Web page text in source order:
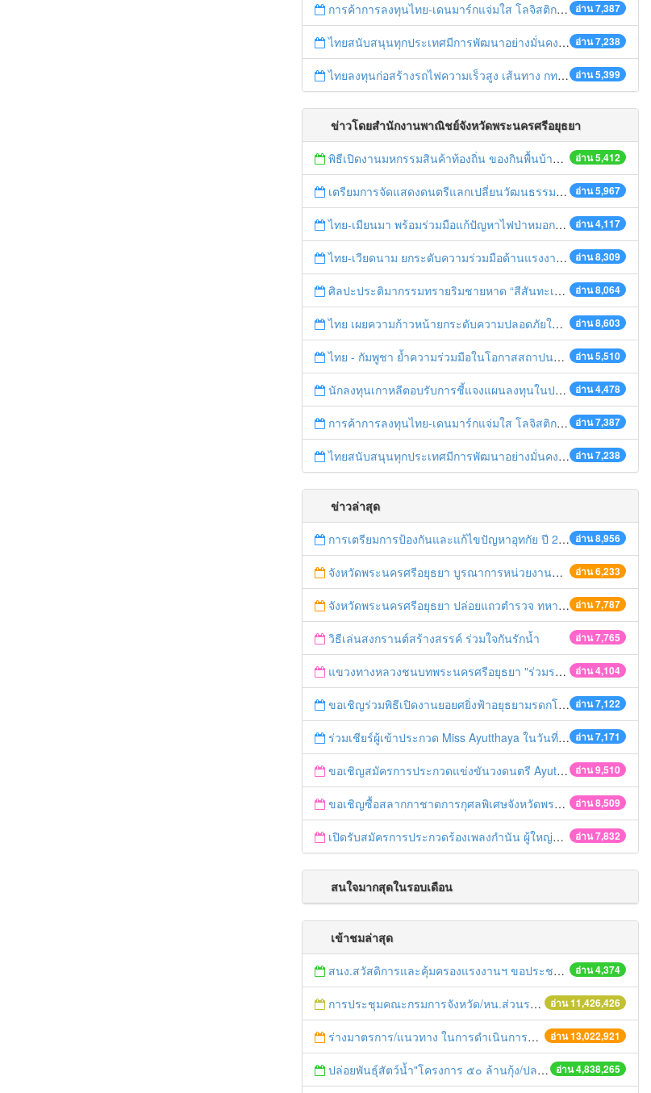
อ่าน 7,387
การค้าการลงทุนไทย-เดนมาร์กแจ่มใส โลจิสติกส์ไทยโดดเด่นในภูมิภาค
อ่าน 7,238
ไทยสนับสนุนทุกประเทศมีการพัฒนาอย่างมั่นคง มั่งคั่ง ยั่งยืน ในการประชุม Boao Forum for Asia
อ่าน 5,399
ไทยลงทุนก่อสร้างรถไฟความเร็วสูง เส้นทาง กทม.-นครราชสีมา
ข่าวโดยสำนักงานพาณิชย์จังหวัดพระนครศรีอยุธยา
อ่าน 5,412
พิธีเปิดงานมหกรรมสินค้าท้องถิ่น ของกินพื้นบ้าน งานสรงน้ำหลวงปู่ทวด และเปิดศูนย์เครือข่ายธุรกิจ Biz Club จังหวัดพระนครศรีอยุธยา
อ่าน 5,967
เตรียมการจัดแสดงดนตรีแลกเปลี่ยนวัฒนธรรมไทย-บรูไนฯ "อาไล พาเพลิน”
อ่าน 4,117
ไทย-เมียนมา พร้อมร่วมมือแก้ปัญหาไฟป่าหมอกควัน เตรียมพร้อมเปิดช่องทางห้วยต้นนุ่นเป็นด่านถาวร
อ่าน 8,309
ไทย-เวียดนาม ยกระดับความร่วมมือด้านแรงงานระหว่างประเทศสู่การพัฒนาที่ยั่งยืน
อ่าน 8,064
ศิลปะประติมากรรมทรายริมชายหาด “สีสันทะเลชุมพร สู่อาเซียน”
อ่าน 8,603
ไทย เผยความก้าวหน้ายกระดับความปลอดภัยในการทำงานสู่มาตรฐานสากล
อ่าน 5,510
ไทย - กัมพูชา ย้ำความร่วมมือในโอกาสสถาปนาความสัมพันธ์ทางการทูตครบรอบ 65 ปี
อ่าน 4,478
นักลงทุนเกาหลีตอบรับการชี้แจงแผนลงทุนในประเทศไทย
อ่าน 7,387
การค้าการลงทุนไทย-เดนมาร์กแจ่มใส โลจิสติกส์ไทยโดดเด่นในภูมิภาค
อ่าน 7,238
ไทยสนับสนุนทุกประเทศมีการพัฒนาอย่างมั่นคง มั่งคั่ง ยั่งยืน ในการประชุม Boao Forum for Asia
ข่าวล่าสุด
อ่าน 8,956
การเตรียมการป้องกันและแก้ไขปัญหาอุทกัย ปี 2561
อ่าน 6,233
จังหวัดพระนครศรีอยุธยา บูรณาการหน่วยงานที่เกี่ยวข้อง ลงพื้นที่จัดระเบียบและดำเนินมาตรการตามบทลงโทษสูงสุดกับผู้ประกอบการร้านค้าที่ยังฝ่าฝืนตั้งร้านค้ารุกล้ำเขตพื้นที่ทางหลวง เตรียมความปลอดภัยก่อนเทศกาลสงกรานต์
อ่าน 7,787
จังหวัดพระนครศรีอยุธยา ปล่อยแถวตำรวจ ทหาร ฝ่ายปกครอง กว่า 100 นาย ตรวจเข้มท่ารถสาธารณะ สถานีขนส่งรถโดยสาร วินรถตู้ และสถานีรถไฟ เตรียมรับมือเทศกาลสงกรานต์
อ่าน 7,765
วิธีเล่นสงกรานต์สร้างสรรค์ ร่วมใจกันรักน้ำ
อ่าน 4,104
แขวงทางหลวงชนบทพระนครศรีอยุธยา "ร่วมรณรงค์ ขับช้า เปิดไฟหน้า คาดเข็มขัด" เทศกาลสงกรานต์ ปี 2561
อ่าน 7,122
ขอเชิญร่วมพิธีเปิดงานยอยศยิ่งฟ้าอยุธยามรดกโลก
อ่าน 7,171
ร่วมเชียร์ผู้เข้าประกวด Miss Ayutthaya ในวันที่ 15 ธันวาคม 2560
อ่าน 9,510
ขอเชิญสมัครการประกวดแข่งขันวงดนตรี Ayutthaya battle of the bands
อ่าน 8,509
ขอเชิญซื้อสลากกาชาดการกุศลพิเศษจังหวัดพระนครศรีอยุธยา 2560
อ่าน 7,832
เปิดรับสมัครการประกวดร้องเพลงกำนัน ผู้ใหญ่บ้าน ฯลฯ
สนใจมากสุดในรอบเดือน
เข้าชมล่าสุด
อ่าน 4,374
สนง.สวัสดิการและคุ้มครองแรงงานฯ ขอประชาสัมพันธ์ เรื่องอัตราค่าจ้างตามมาตรฐานฝีมือ
อ่าน 11,426,426
การประชุมคณะกรมการจังหวัด/หน.ส่วนราชการประจำเดือน มิถุนายน 2558
อ่าน 13,022,921
ร่างมาตรการ/แนวทาง ในการดำเนินการประกอบการตรวจราชการแบบบูรณาการ
อ่าน 4,838,265
ปล่อยพันธุ์สัตว์น้ำ"โครงการ ๕๐ ล้านกุ้ง/ปลา ฟื้นชีวิตใหม่ให้เจ้าพระยา